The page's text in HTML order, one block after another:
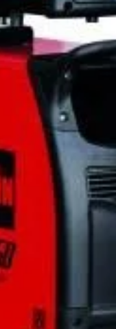
Caracteristici:
– functionare in modul
– 40 curbe sinergice
– Posibilitatea de a
de sudura;
– parametri reglabili
electronica, timpul de
– selectarea modului
grosimea
– reglaje în MMA: HOT
– selectare VRD.
– Protectii: termica,
– TIG cu amorsare
32.771 lei
816194
Categories:
Aparate